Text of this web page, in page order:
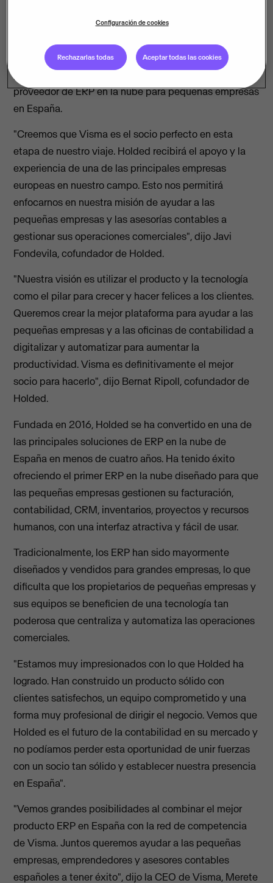
de más rápido crecimiento en España. Al unirse a la
internacional de Visma para impulsar el desarrollo del
producto y consolidar su posición como el principal
proveedor de ERP en la nube para pequeñas empresas
en España.
"Creemos que Visma es el socio perfecto en esta
etapa de nuestro viaje. Holded recibirá el apoyo y la
experiencia de una de las principales empresas
europeas en nuestro campo. Esto nos permitirá
enfocarnos en nuestra misión de ayudar a las
pequeñas empresas y las asesorías contables a
gestionar sus operaciones comerciales", dijo Javi
Fondevila, cofundador de Holded.
"Nuestra visión es utilizar el producto y la tecnología
como el pilar para crecer y hacer felices a los clientes.
Queremos crear la mejor plataforma para ayudar a las
pequeñas empresas y a las oficinas de contabilidad a
digitalizar y automatizar para aumentar la
productividad. Visma es definitivamente el mejor
socio para hacerlo", dijo Bernat Ripoll, cofundador de
Holded.
Fundada en 2016, Holded se ha convertido en una de
las principales soluciones de ERP en la nube de
España en menos de cuatro años. Ha tenido éxito
ofreciendo el primer ERP en la nube diseñado para que
las pequeñas empresas gestionen su facturación,
contabilidad, CRM, inventarios, proyectos y recursos
humanos, con una interfaz atractiva y fácil de usar.
Tradicionalmente, los ERP han sido mayormente
diseñados y vendidos para grandes empresas, lo que
dificulta que los propietarios de pequeñas empresas y
sus equipos se beneficien de una tecnología tan
poderosa que centraliza y automatiza las operaciones
comerciales.
"Estamos muy impresionados con lo que Holded ha
logrado. Han construido un producto sólido con
clientes satisfechos, un equipo comprometido y una
forma muy profesional de dirigir el negocio. Vemos que
Holded es el futuro de la contabilidad en su mercado y
no podíamos perder esta oportunidad de unir fuerzas
con un socio tan sólido y establecer nuestra presencia
en España".
"Vemos grandes posibilidades al combinar el mejor
producto ERP en España con la red de competencia
de Visma. Juntos queremos ayudar a las pequeñas
empresas, emprendedores y asesores contables
españoles a tener éxito", dijo la CEO de Visma, Merete
Configuración de cookies
Rechazarlas todas Aceptar todas las cookies